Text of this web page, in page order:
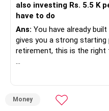
also investing Rs. 5.5 K
have to do
Ans: You have already
gives you a strong
retirement, this is the right
– Health insurance for
– Regular SIP of
Money